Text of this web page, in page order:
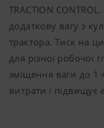
TRACTION
додаткову вагу з
трактора. Тиск на
для різної
зміщення ваги до 1
витрати і